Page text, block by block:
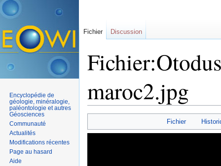
maroc2.jpg
Fichier
Fichier Discussion
Encyclopédie de
géologie, minéralogie,
paléontologie et autres
Géosciences
Communauté
Actualités
Modifications récentes
Page au hasard
Aide